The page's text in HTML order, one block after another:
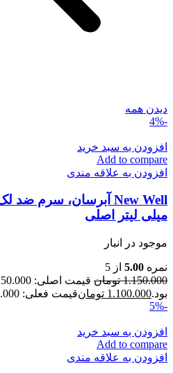
دیدن همه
-4%
افزودن به سبد خرید
Add to compare
افزودن به علاقه مندی
میلی لیتر اصلی
موجود در انبار
نمره 5.00 از 5
1.150.000 تومان
بود.1.100.000 تومانقیمت فعلی: 1.100.000 تومان.
-5%
افزودن به سبد خرید
Add to compare
افزودن به علاقه مندی